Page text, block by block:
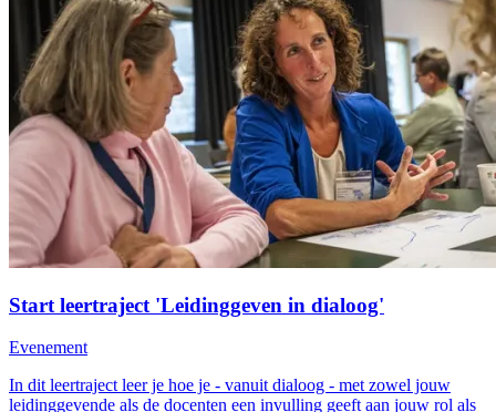
Start leertraject 'Leidinggeven in dialoog'
Evenement
In dit leertraject leer je hoe je - vanuit dialoog - met zowel jouw
leidinggevende als de docenten een invulling geeft aan jouw rol als